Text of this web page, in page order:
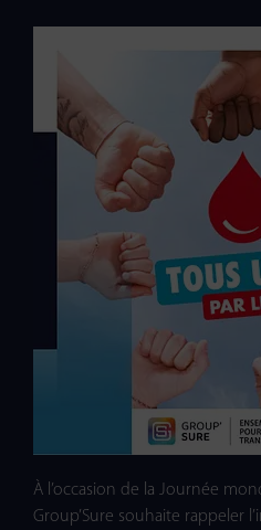
À l’occasion de la Journée
Group’Sure souhaite rappeler